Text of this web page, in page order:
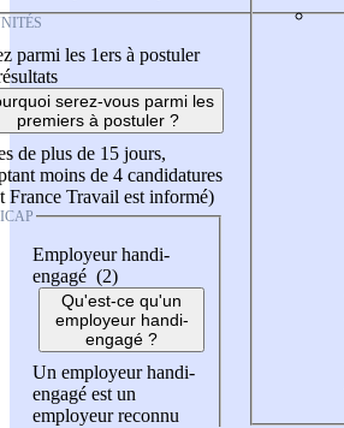
parmi les 1ers à postuler
serez-vous parmi les
premiers à postuler ?
de plus de 15 jours,
moins de 4 candidatures
France Travail est informé)
Employeur handi-
engagé (2)
Qu'est-ce qu'un
employeur handi-
engagé ?
Un employeur handi-
engagé est un
employeur reconnu